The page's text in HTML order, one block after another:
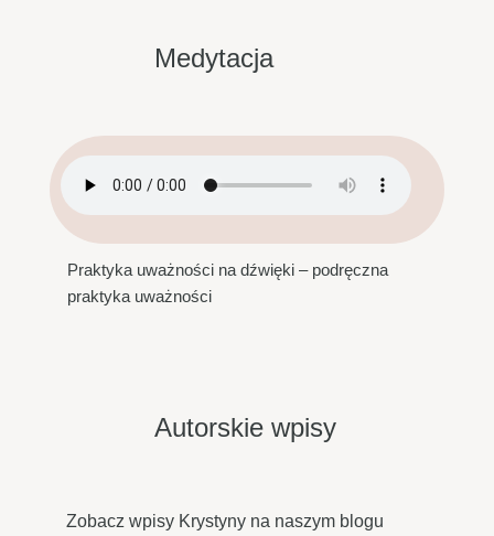
Medytacja
Praktyka uważności na dźwięki – podręczna
praktyka uważności
Autorskie wpisy
Zobacz wpisy Krystyny na naszym blogu